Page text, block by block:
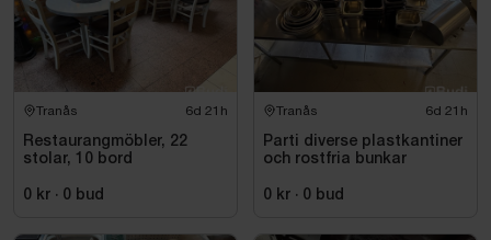
Tranås 6d 21h
Restaurangmöbler, 22
stolar, 10 bord
0 kr · 0 bud
Tranås 6d 21h
Parti diverse plastkantiner
och rostfria bunkar
0 kr · 0 bud